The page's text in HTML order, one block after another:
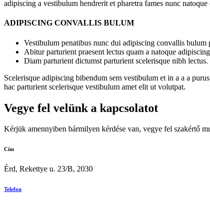
adipiscing a vestibulum hendrerit et pharetra fames nunc natoque
ADIPISCING CONVALLIS BULUM
Vestibulum penatibus nunc dui adipiscing convallis bulum
Abitur parturient praesent lectus quam a natoque
Diam parturient dictumst parturient scelerisque nibh lectus.
Scelerisque adipiscing bibendum sem vestibulum et in a a a
hac parturient scelerisque vestibulum amet elit ut volutpat.
Vegye fel velünk a kapcsolatot
Kérjük amennyiben bármilyen kérdése van, vegye fel szakértő
Cím
Érd, Rekettye u. 23/B, 2030
Telefon